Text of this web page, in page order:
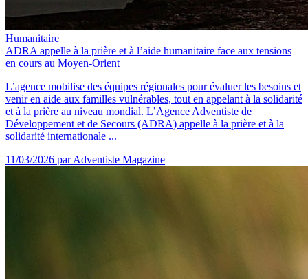
Humanitaire
ADRA appelle à la prière et à l’aide humanitaire face aux tensions
en cours au Moyen-Orient
L’agence mobilise des équipes régionales pour évaluer les besoins et
venir en aide aux familles vulnérables, tout en appelant à la solidarité
et à la prière au niveau mondial. L’Agence Adventiste de
Développement et de Secours (ADRA) appelle à la prière et à la
solidarité internationale ...
11/03/2026 par Adventiste Magazine